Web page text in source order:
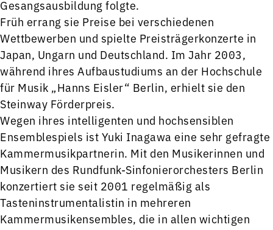
Gesangsausbildung folgte.
Früh errang sie Preise bei verschiedenen
Wettbewerben und spielte Preisträgerkonzerte in
Japan, Ungarn und Deutschland. Im Jahr 2003,
während ihres Aufbaustudiums an der Hochschule
für Musik „Hanns Eisler“ Berlin, erhielt sie den
Steinway Förderpreis.
Wegen ihres intelligenten und hochsensiblen
Ensemblespiels ist Yuki Inagawa eine sehr gefragte
Kammermusikpartnerin. Mit den Musikerinnen und
Musikern des Rundfunk-Sinfonierorchesters Berlin
konzertiert sie seit 2001 regelmäßig als
Tasteninstrumentalistin in mehreren
Kammermusikensembles, die in allen wichtigen